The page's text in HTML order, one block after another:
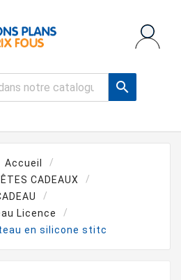

Accueil
CADEAUX
Licence
en silicone stitc